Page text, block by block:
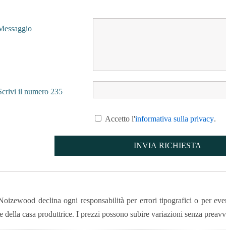
il numero 235
Accetto l'informativa sulla privacy.
declina ogni responsabilità per errori tipografici o per
della casa produttrice. I prezzi possono subire variazioni senza